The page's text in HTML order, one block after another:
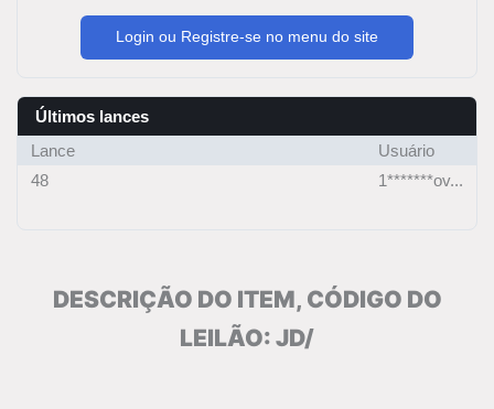
Login ou Registre-se no menu do site
Últimos lances
Lance
Usuário
48
1*******ov...
DESCRIÇÃO DO ITEM, CÓDIGO DO
LEILÃO: JD/